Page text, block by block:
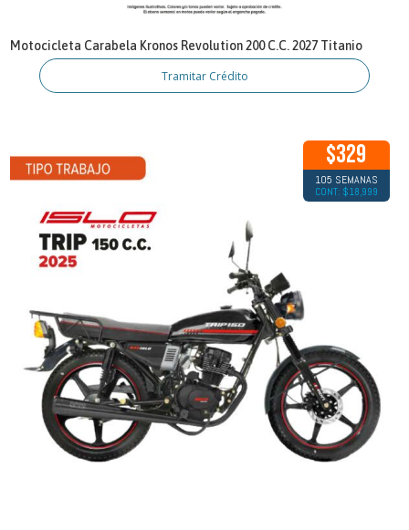
Motocicleta Carabela Kronos Revolution 200 C.C. 2027 Titanio
Tramitar Crédito
$329
105 SEMANAS
CONT: $18,999